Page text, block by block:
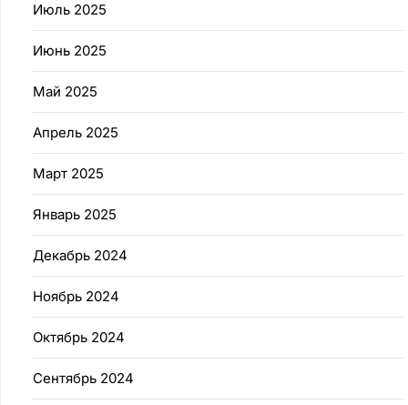
Июль 2025
Июнь 2025
Май 2025
Апрель 2025
Март 2025
Январь 2025
Декабрь 2024
Ноябрь 2024
Октябрь 2024
Сентябрь 2024